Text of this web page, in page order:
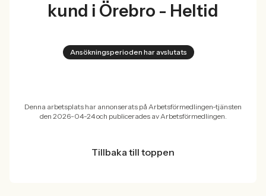
kund i Örebro - Heltid
Ansökningsperioden har avslutats
Denna arbetsplats har annonserats på Arbetsförmedlingen-tjänsten
den 2026-04-24 och publicerades av Arbetsförmedlingen.
Tillbaka till toppen